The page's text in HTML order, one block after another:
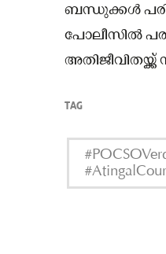
ബന്ധുക്കൾ
പോലീസിൽ
TAG